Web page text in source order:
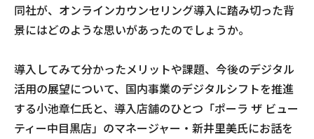
同社が、オンラインカウンセリング導入に踏み切った背
景にはどのような思いがあったのでしょうか。
導入してみて分かったメリットや課題、今後のデジタル
活用の展望について、国内事業のデジタルシフトを推進
する小池章仁氏と、導入店舗のひとつ「ポーラ ザ ビュー
ティー中目黒店」のマネージャー・新井里美氏にお話を